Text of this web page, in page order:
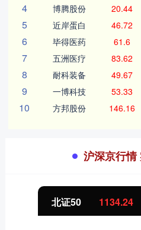
4 博腾股份 20.44
5 近岸蛋白 46.72
6 毕得医药 61.6
7 五洲医疗 83.62
8 耐科装备 49.67
9 一博科技 53.33
10 方邦股份 146.16
沪深京行情
北证50 1134.24